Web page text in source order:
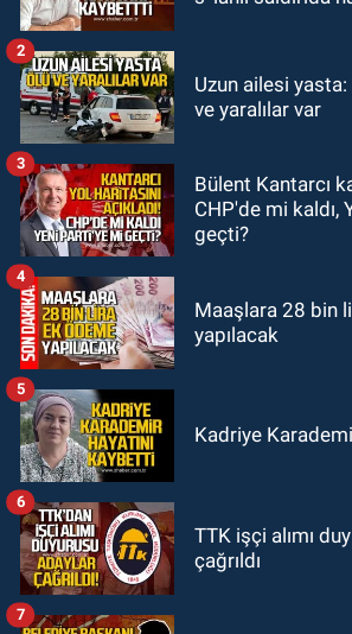
yarışması
10:55İşçi servisi kaza yaptı...
GÜNDEM
10:06“Drakula” alarmı! Zonguldak,
Bartın ve Düzce
Uzun ailesi
ve yaralılar var
2
Bülent Kantarcı
CHP'de mi kaldı,
geçti?
3
Maaşlara 28 bin
yapılacak
4
Kadriye
5
TTK işçi alımı
çağrıldı
6
7